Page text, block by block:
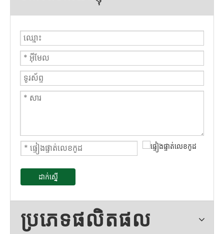
ដាក់ស្នើ
ប្រភេទផលិតផល